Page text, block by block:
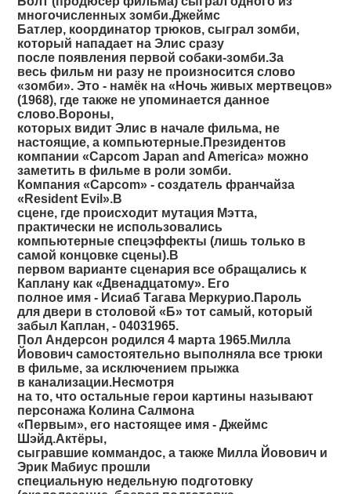
многочисленных зомби.Джеймс
Батлер, координатор трюков, сыграл зомби,
который нападает на Элис сразу
после появления первой собаки-зомби.За
весь фильм ни разу не произносится слово
«зомби». Это - намёк на «Ночь живых мертвецов»
(1968), где также не упоминается данное
слово.Вороны,
которых видит Элис в начале фильма, не
настоящие, а компьютерные.Президентов
компании «Capcom Japan and America» можно
заметить в фильме в роли зомби.
Компания «Capcom» - создатель франчайза
«Resident Evil».В
сцене, где происходит мутация Мэтта,
практически не использовались
компьютерные спецэффекты (лишь только в
самой концовке сцены).В
первом варианте сценария все обращались к
Каплану как «Двенадцатому». Его
полное имя - Исиаб Тагава Меркурио.Пароль
для двери в столовой «Б» тот самый, который
забыл Каплан, - 04031965.
Пол Андерсон родился 4 марта 1965.Милла
Йовович самостоятельно выполняла все трюки
в фильме, за исключением прыжка
в канализации.Несмотря
на то, что остальные герои картины называют
персонажа Колина Салмона
«Первым», его настоящее имя - Джеймс
Шэйд.Актёры,
сыгравшие коммандос, а также Милла Йовович и
Эрик Мабиус прошли
специальную недельную подготовку